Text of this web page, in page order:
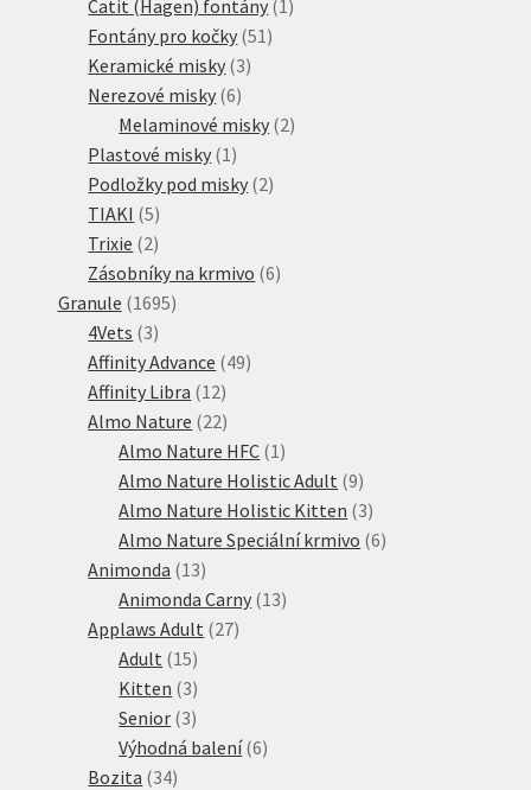
Catit (Hagen) fontány 1
Fontány pro kočky 51 51
Keramické misky 33
Nerezové misky 66
produktů
Melaminové misky 22
Plastové misky 1 1
produkt
Podložky pod misky 22
TIAKI 55
produktů
Trixie 22
produkty
Zásobníky na krmivo 66
Granule 16951695
4Vets 33
produkty
Affinity Advance 4949
Affinity Libra 1212
produktů
Almo Nature 2222
produktů
Almo Nature HFC 1 1
produkt
Almo Nature Holistic Adult 99
produktů
Almo Nature Holistic Kitten 33
produkty
Almo Nature Speciální krmivo 66
Animonda 1313
produktů
Animonda Carny 1313
Applaws Adult 2727
Adult 1515
produktů
Kitten 33
produkty
Senior 33
produkty
Výhodná balení 66
Bozita 3434